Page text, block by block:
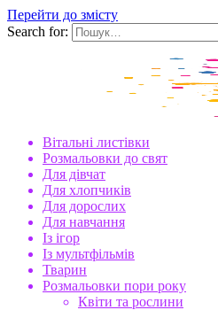
Перейти до змісту
Search for:
Вітальні листівки
Розмальовки до свят
Для дівчат
Для хлопчиків
Для дорослих
Для навчання
Із ігор
Із мультфільмів
Тварин
Розмальовки пори року
Квіти та рослини